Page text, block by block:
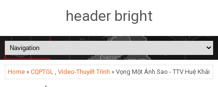
header bright
Home » CQPTGL , Video-Thuyết Trình » Vọng Một Ánh Sao - TTV Huệ Khải